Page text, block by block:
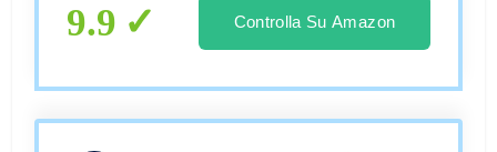
9.9 Controlla Su Amazon